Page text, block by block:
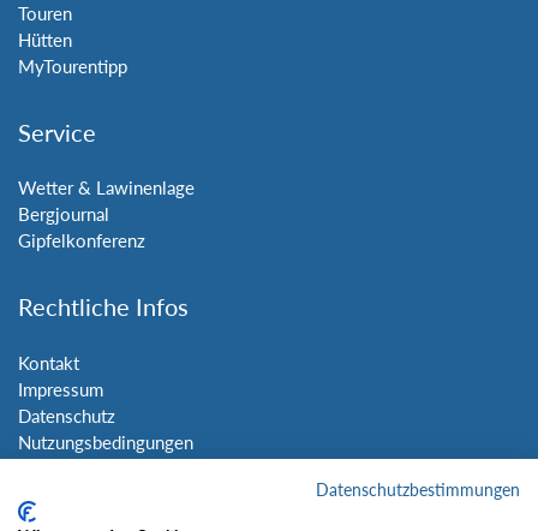
Touren
Hütten
MyTourentipp
Service
Wetter & Lawinenlage
Bergjournal
Gipfelkonferenz
Rechtliche Infos
Kontakt
Impressum
Datenschutz
Nutzungsbedingungen
Datenschutzbestimmungen